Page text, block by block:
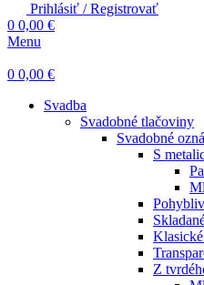
Prihlásiť / Registrovať
0 0,00 €
Menu
0 0,00 €
Svadba
Svadobné tlačoviny
Svadobné
S
Z